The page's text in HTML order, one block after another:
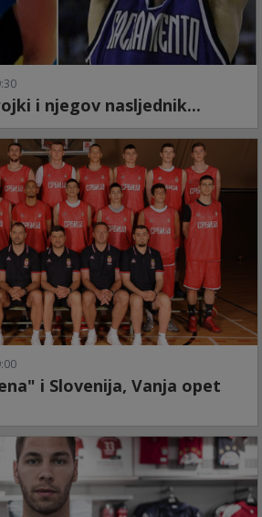
i njegov nasljednik...
i Slovenija, Vanja opet